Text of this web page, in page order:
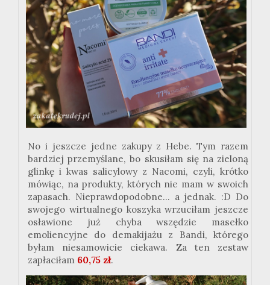
No i jeszcze jedne zakupy z Hebe. Tym razem
bardziej przemyślane, bo skusiłam się na zieloną
glinkę i kwas salicylowy z Nacomi, czyli, krótko
mówiąc, na produkty, których nie mam w swoich
zapasach. Nieprawdopodobne... a jednak. :D Do
swojego wirtualnego koszyka wrzuciłam jeszcze
osławione już chyba wszędzie masełko
emoliencyjne do demakijażu z Bandi, którego
byłam niesamowicie ciekawa. Za ten zestaw
zapłaciłam 60,75 zł.